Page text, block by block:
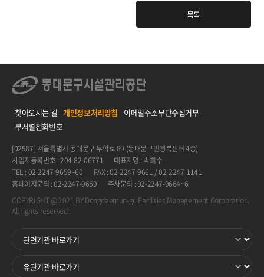
목록
찾아오시는 길 개인정보처리방침
이메일주소무단수집거부
부서별전화번호
[02587] 서울특별시 동대문구 무학로 89 (동대문구민행복센터 4층)
사업자등록번호 : 204-82-06771
대표자명 : 박희수
TEL : 02-2247-9659~60
FAX : 02-2247-9661 / 02-2247-1141
홈페이지문의 : 02-2247-9659
주차문의 : 02-2247-9664~6
COPYRIGHT @ 2021 BY Dongdaemun-gu Facilities Management Corporation.
All rights reserved.